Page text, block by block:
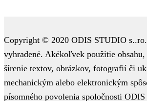
Copyright © 2020 ODIS STUDIO
vyhradené. Akékoľvek použitie obsahu,
šírenie textov, obrázkov, fotografií či
mechanickým alebo elektronickým
písomného povolenia spoločnosti